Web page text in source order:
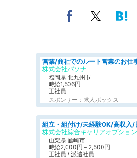
株式会社パソナ
福岡県 北九州市
時給1,506円
正社員
スポンサー：求人ボックス
株式会社綜合キャリアオプション
山梨県 韮崎市
時給2,000円～2,500円
正社員 / 派遣社員